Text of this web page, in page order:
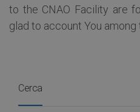
to the CNAO Facility are
glad to account You
Cerca